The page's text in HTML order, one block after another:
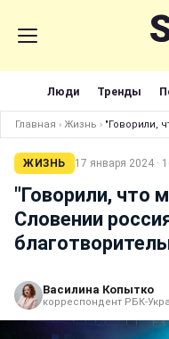
Люди Тренды
Главная › Жизнь › "Говорили,
ЖИЗНЬ 17 января 2024 ·
"Говорили, что
Словении
Василина Копытко
корреспондент РБК-